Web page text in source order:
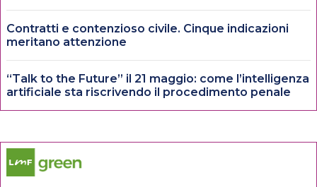
Contratti e contenzioso civile. Cinque indicazioni
meritano attenzione
“Talk to the Future” il 21 maggio: come l’intelligenza
artificiale sta riscrivendo il procedimento penale